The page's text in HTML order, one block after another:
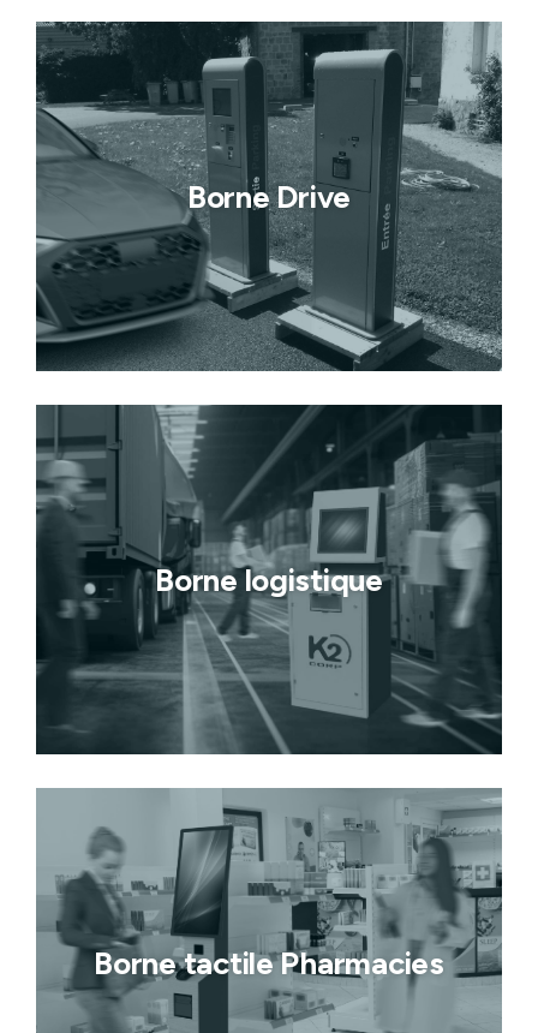
Borne Drive
Borne logistique
Borne tactile Pharmacies